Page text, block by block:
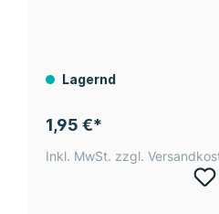
Lagernd
1,95 €*
Inkl. MwSt. zzgl.